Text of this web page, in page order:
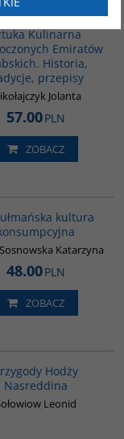
Kulinarna
Emiratów
Historia,
przepisy
Jolanta
57.00PLN
ZOBACZ
kultura
Katarzyna
48.00PLN
ZOBACZ
Hodży
Nasreddina
Leonid